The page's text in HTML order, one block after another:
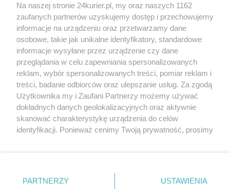
Zapamiętać?
Zaloguj
Zapomniałem hasła
Copyright © 2022 Kurier Szczeciński sp. z o.o.
Na naszej stronie 24kurier.pl, my oraz naszych 1162
zaufanych partnerów uzyskujemy dostęp i przechowujemy
informacje na urządzeniu oraz przetwarzamy dane
osobowe, takie jak unikalne identyfikatory, standardowe
informacje wysyłane przez urządzenie czy dane
przeglądania w celu zapewniania spersonalizowanych
reklam, wybór spersonalizowanych treści, pomiar reklam i
treści, badanie odbiorców oraz ulepszanie usług. Za zgodą
Użytkownika my i Zaufani Partnerzy możemy używać
dokładnych danych geolokalizacyjnych oraz aktywnie
skanować charakterystykę urządzenia do celów
identyfikacji. Ponieważ cenimy Twoją prywatność, prosimy
prywatności znajdujący się w lewym dolnym rogu strony
. Niektóre rodzaje przetwarzania danych nie wymagają
PARTNERZY USTAWIENIA